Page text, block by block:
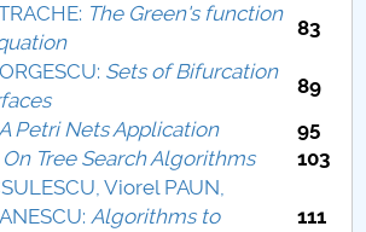
personale
pentru comunitate
The Green's function
83
Sets of Bifurcation
89
Petri Nets Application
95
On Tree Search Algorithms
103
Viorel PAUN,
Algorithms to
111